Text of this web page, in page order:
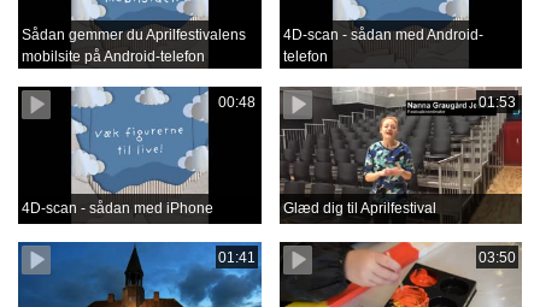
Sådan gemmer du Aprilfestivalens
mobilsite på Android-telefon
4D-scan - sådan med Android-
telefon
00:48
4D-scan - sådan med iPhone
01:53
Glæd dig til Aprilfestival
01:41 03:50